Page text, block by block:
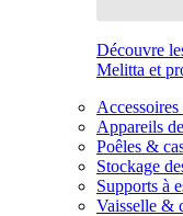
Découvre
Melitta et
Appareils
Poêles &
Stockage
Supports à
Vaisselle &